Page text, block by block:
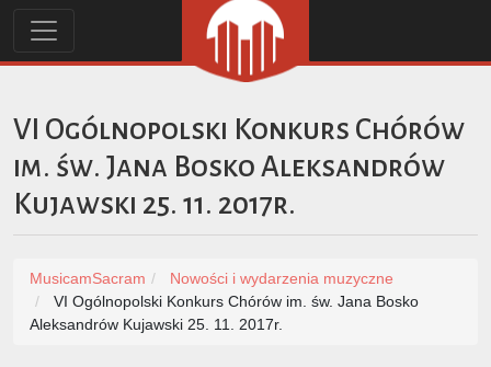
VI Ogólnopolski Konkurs Chórów
im. św. Jana Bosko Aleksandrów
Kujawski 25. 11. 2017r.
MusicamSacram
Nowości i wydarzenia muzyczne
VI Ogólnopolski Konkurs Chórów im. św. Jana Bosko
Aleksandrów Kujawski 25. 11. 2017r.